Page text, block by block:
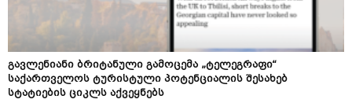
გავლენიანი ბრიტანული გამოცემა „ტელეგრაფი“
საქართველოს ტურისტული პოტენციალის შესახებ
სტატიების ციკლს აქვეყნებს